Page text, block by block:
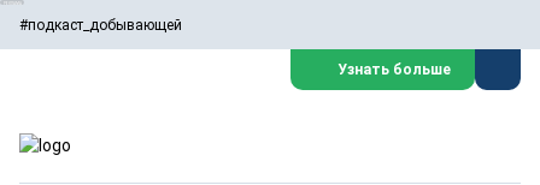
#подкаст_добывающей
Узнать больше